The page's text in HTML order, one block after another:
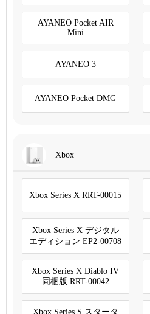
AYANEO Pocket AIR
Mini
AYANEO 3
AYANEO Pocket DMG
Xbox
Xbox Series X RRT-00015
Xbox Series X デジタル
エディション EP2-00708
Xbox Series X Diablo IV
同梱版 RRT-00042
Xbox Series S スタータ